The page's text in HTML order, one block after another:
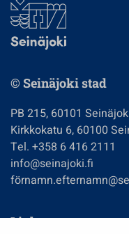
© Seinäjoki stad
PB 215, 60101
Kirkkokatu 6, 60100
Tel. +358 6 416 2111
info@seinajoki.fi
Links